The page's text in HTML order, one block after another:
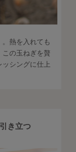
熱を入れても
この玉ねぎを贅
シングに仕上
き立つ